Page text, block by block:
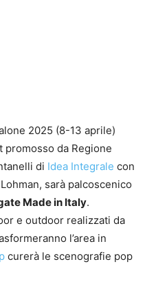
2025 (8-13 aprile)
promosso da Regione
di Idea Integrale con
sarà palcoscenico
Made in Italy.
e outdoor realizzati da
l’area in
curerà le scenografie pop